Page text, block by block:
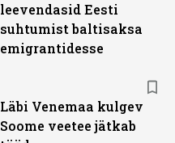
leevendasid Eesti
suhtumist baltisaksa
emigrantidesse
Läbi Venemaa kulgev
Soome veetee jätkab